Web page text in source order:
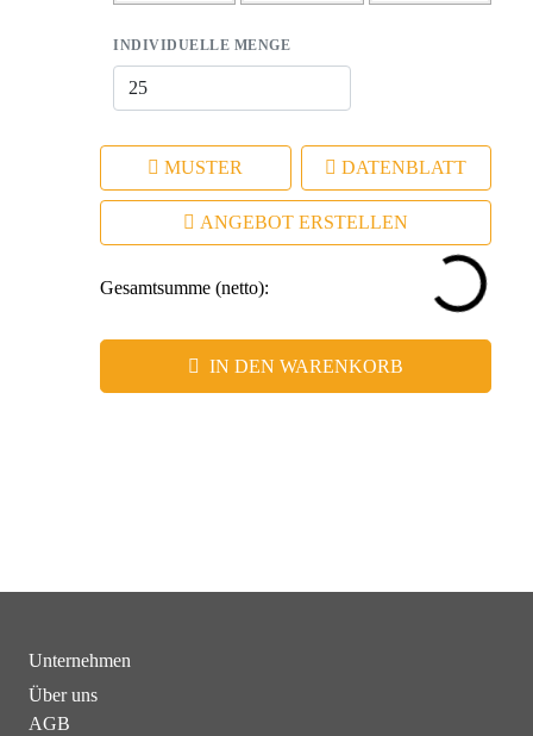
INDIVIDUELLE MENGE
MUSTER DATENBLATT
ANGEBOT ERSTELLEN
Gesamtsumme (netto):
IN DEN WARENKORB
Unternehmen
Über uns
AGB